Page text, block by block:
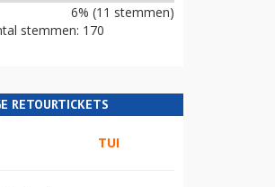
6% (11 stemmen)
stemmen: 170
RETOURTICKETS
TUI